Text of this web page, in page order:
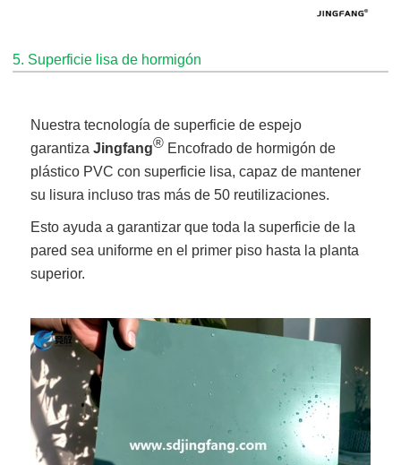
5. Superficie lisa de hormigón
Nuestra tecnología de superficie de espejo
garantizaJingfang® Encofrado de hormigón de
plástico PVC con superficie lisa, capaz de mantener
su lisura incluso tras más de 50 reutilizaciones.
Esto ayuda a garantizar que toda la superficie de la
pared sea uniforme en el primer piso hasta la planta
superior.